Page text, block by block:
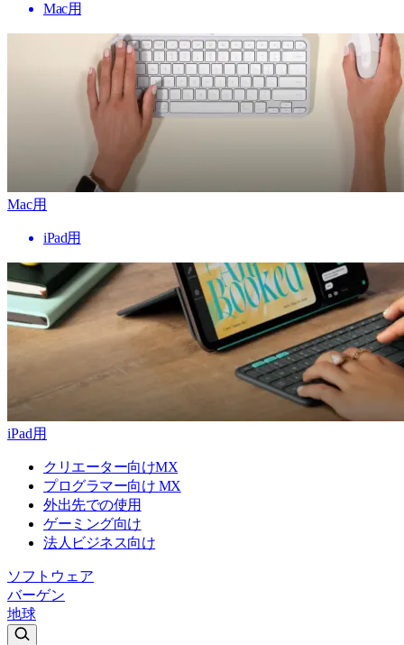
Mac用
Mac用
iPad用
iPad用
クリエーター向けMX
プログラマー向け MX
外出先での使用
ゲーミング向け
法人ビジネス向け
ソフトウェア
バーゲン
地球